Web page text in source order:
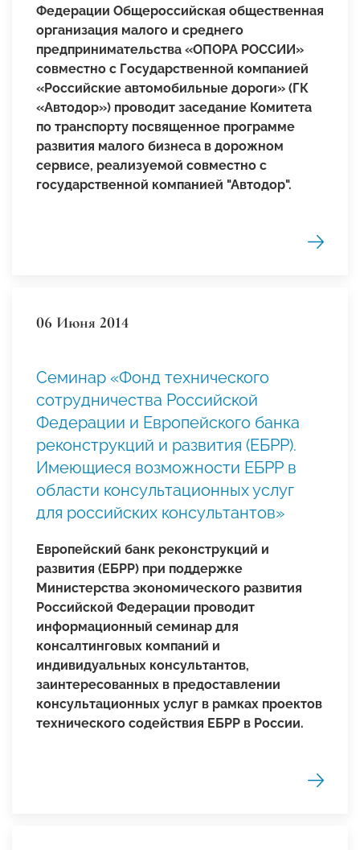
Федерации Общероссийская общественная
организация малого и среднего
предпринимательства «ОПОРА РОССИИ»
совместно с Государственной компанией
«Российские автомобильные дороги» (ГК
«Автодор») проводит заседание Комитета
по транспорту посвященное программе
развития малого бизнеса в дорожном
сервисе, реализуемой совместно с
государственной компанией "Автодор".
06 Июня 2014
Семинар «Фонд технического
сотрудничества Российской
Федерации и Европейского банка
реконструкций и развития (ЕБРР).
Имеющиеся возможности ЕБРР в
области консультационных услуг
для российских консультантов»
Европейский банк реконструкций и
развития (ЕБРР) при поддержке
Министерства экономического развития
Российской Федерации проводит
информационный семинар для
консалтинговых компаний и
индивидуальных консультантов,
заинтересованных в предоставлении
консультационных услуг в рамках проектов
технического содействия ЕБРР в России.